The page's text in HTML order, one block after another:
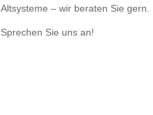
Altsysteme – wir beraten Sie gern.
Sprechen Sie uns an!